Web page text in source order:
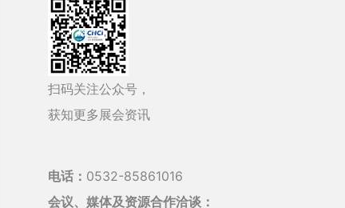
扫码关注公众号，
获知更多展会资讯
电话： 0532-85861016
会议、媒体及资源合作洽谈：